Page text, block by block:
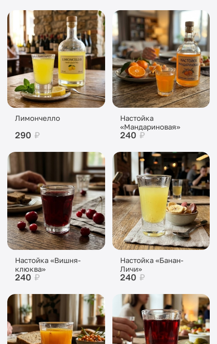
Лимончелло
290 ₽
Настойка
«Мандариновая»
240 ₽
Настойка «Вишня-
клюква»
240 ₽
Настойка «Банан-
Личи»
240 ₽